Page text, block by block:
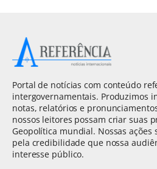
Portal de notícias com conteúdo
intergovernamentais. Produzimos
notas, relatórios e
nossos leitores possam criar suas
Geopolítica mundial. Nossas
pela credibilidade que nossa
interesse público.